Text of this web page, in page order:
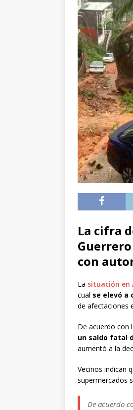
La cifra
con
La situación en
cual se elevó a
de afectaciones
De acuerdo con
un saldo fatal
aumentó a la
Vecinos indican
supermercados
De acuerdo